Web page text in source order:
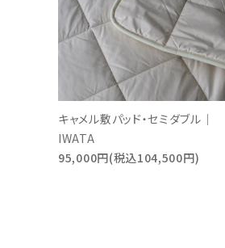
キャメル敷パッド・セミダブル｜
IWATA
95,000円(税込104,500円)